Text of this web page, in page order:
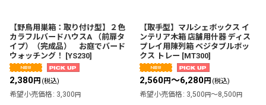
【野鳥用巣箱：取り付け型】２色
カラフルバードハウスA （前扉タ
イプ）（完成品） お庭でバード
ウォッチング！
[YS230]
2,380円 (税込)
希望小売価格 : 3,300 円
【取手型】マルシェボックス イ
ンテリア木箱 店舗用什器 ディス
プレイ用陳列箱 ベジタブルボッ
クス トレー [MT300]
2,560円～6,280円 (税込)
希望小売価格 : 3,500 円～8,500 円